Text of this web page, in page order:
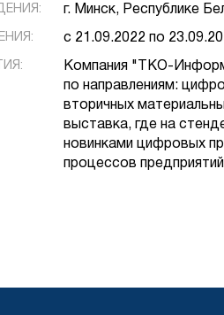
г. Минск, Республике
с 21.09.2022 по
Компания "ТКО-
по направлениям:
вторичных
выставка, где на
новинками цифровых
процессов